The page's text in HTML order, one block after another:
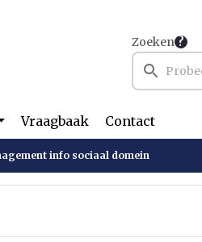
Zoeken
Vraagbaak Contact
info sociaal domein